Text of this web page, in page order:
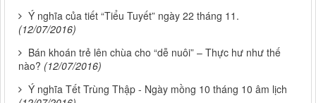
Ý nghĩa của tiết “Tiểu Tuyết” ngày 22 tháng 11.
(12/07/2016)
Bán khoán trẻ lên chùa cho “dễ nuôi” – Thực hư như thế
nào? (12/07/2016)
Ý nghĩa Tết Trùng Thập - Ngày mồng 10 tháng 10 âm lịch